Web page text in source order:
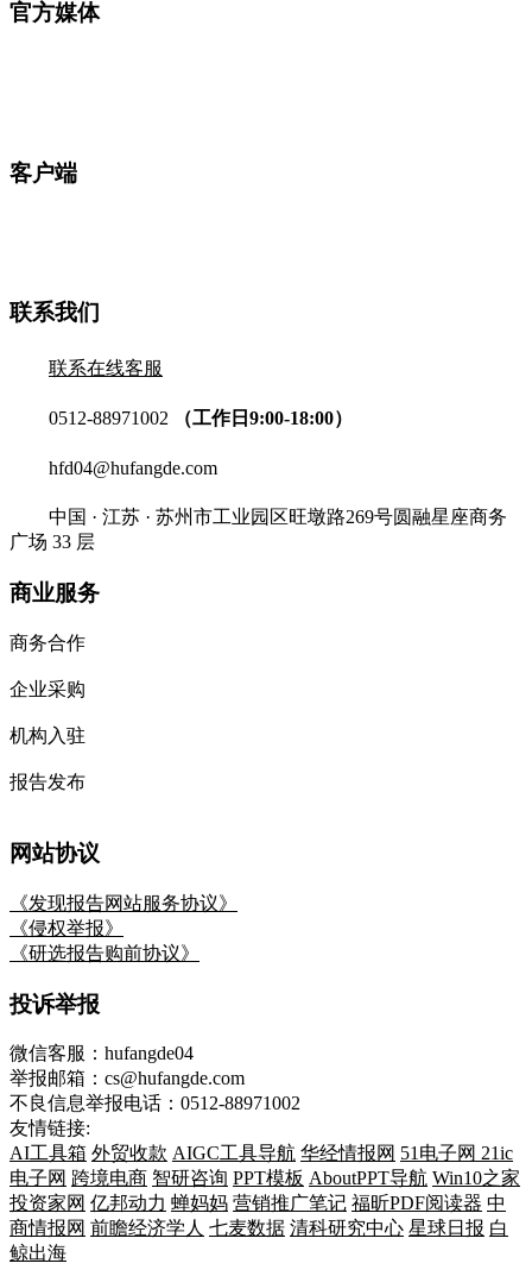
官方媒体
客户端
联系我们
联系在线客服
0512-88971002 （工作日9:00-18:00）
hfd04@hufangde.com
中国 · 江苏 · 苏州市工业园区旺墩路269号圆融星座商务
广场 33 层
商业服务
商务合作
企业采购
机构入驻
报告发布
网站协议
《发现报告网站服务协议》
《侵权举报》
《研选报告购前协议》
投诉举报
微信客服：hufangde04
举报邮箱：cs@hufangde.com
不良信息举报电话：0512-88971002
友情链接:
AI工具箱 外贸收款 AIGC工具导航 华经情报网 51电子网 21ic
电子网 跨境电商 智研咨询 PPT模板 AboutPPT导航 Win10之家
投资家网 亿邦动力 蝉妈妈 营销推广笔记 福昕PDF阅读器 中
商情报网 前瞻经济学人 七麦数据 清科研究中心 星球日报 白
鲸出海